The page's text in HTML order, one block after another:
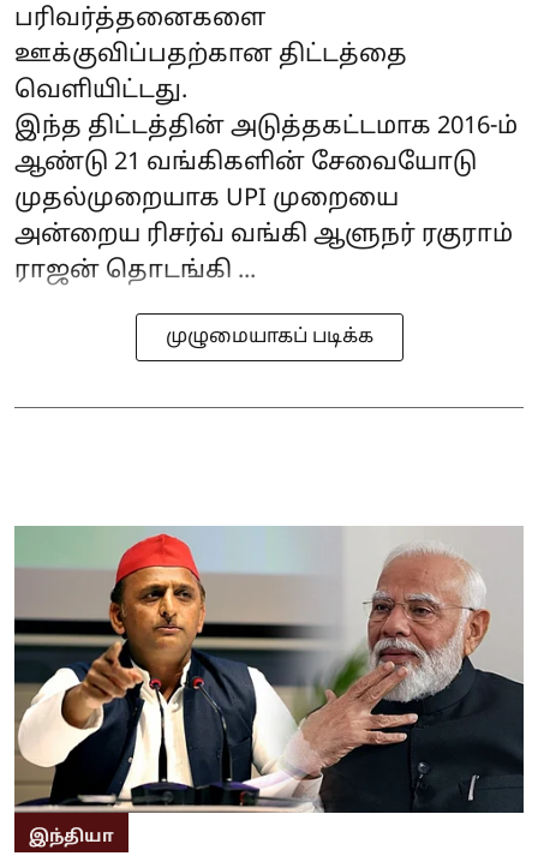
பரிவர்த்தனைகளை
ஊக்குவிப்பதற்கான திட்டத்தை
வெளியிட்டது.
இந்த திட்டத்தின் அடுத்தகட்டமாக 2016-ம்
ஆண்டு 21 வங்கிகளின் சேவையோடு
முதல்முறையாக UPI முறையை
அன்றைய ரிசர்வ் வங்கி ஆளுநர் ரகுராம்
ராஜன் தொடங்கி ...
முழுமையாகப் படிக்க
இந்தியா